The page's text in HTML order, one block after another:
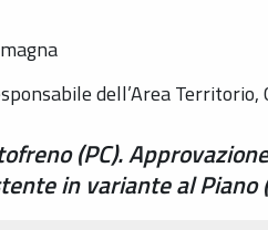
dell’Area Territorio,
(PC).
in variante al Piano